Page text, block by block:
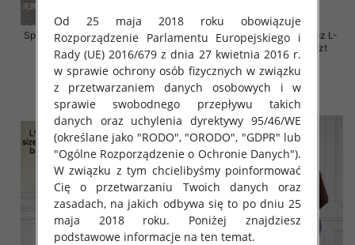
Spodnie damskie jeansy Roz 30-
38, 1 Kolor Paczka 10 szt
57.00 zł
szczegóły
Spodnie damskie jeansy Roz L-
4XL, 1 Kolor Paczka 12 szt
54.00 zł
szczegóły
Od 25 maja 2018 roku obowiązuje
Rozporządzenie Parlamentu Europejskiego i
Rady (UE) 2016/679 z dnia 27 kwietnia 2016 r.
w sprawie ochrony osób fizycznych w związku
z przetwarzaniem danych osobowych i w
sprawie swobodnego przepływu takich
danych oraz uchylenia dyrektywy 95/46/WE
(określane jako "RODO", "ORODO", "GDPR" lub
"Ogólne Rozporządzenie o Ochronie Danych").
W związku z tym chcielibyśmy poinformować
Cię o przetwarzaniu Twoich danych oraz
zasadach, na jakich odbywa się to po dniu 25
maja 2018 roku. Poniżej znajdziesz
podstawowe informacje na ten temat.